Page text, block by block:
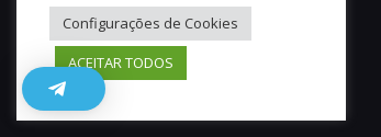
Configurações de Cookies
ACEITAR TODOS